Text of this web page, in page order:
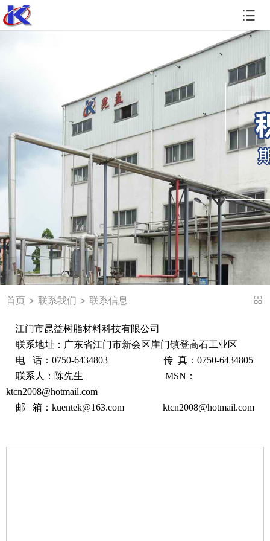
首页 > 联系我们 > 联系信息
江门市昆益树脂材料科技有限公司
联系地址：广东省江门市新会区崖门镇登高石工业区
电 话：0750-6434803 传 真：0750-6434805
联系人：陈先生 MSN：
ktcn2008@hotmail.com
邮 箱：kuentek@163.com ktcn2008@hotmail.com